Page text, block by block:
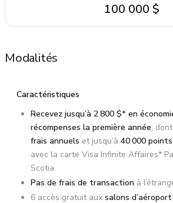
100 000 $
Modalités
Caractéristiques
Recevez jusqu’à 2 800 $* en
récompenses la première année, dont
frais annuels et jusqu’à 40 000
avec la carte Visa Infinite Affaires*
Scotia.
Pas de frais de transaction à
6 accès gratuit aux salons d’aéroport